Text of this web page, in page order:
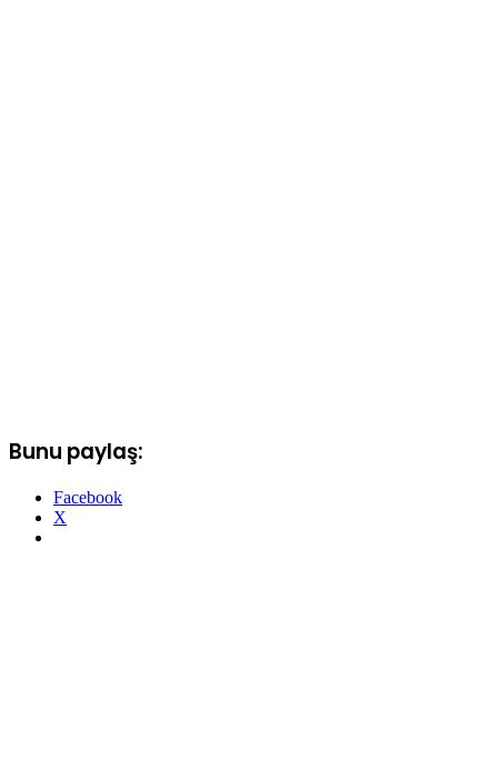
Bunu paylaş:
Facebook
X